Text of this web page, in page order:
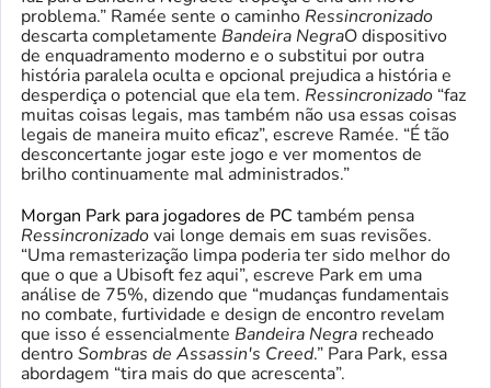
problema.” Ramée sente o caminho Ressincronizado
descarta completamente Bandeira NegraO dispositivo
de enquadramento moderno e o substitui por outra
história paralela oculta e opcional prejudica a história e
desperdiça o potencial que ela tem. Ressincronizado “faz
muitas coisas legais, mas também não usa essas coisas
legais de maneira muito eficaz”, escreve Ramée. “É tão
desconcertante jogar este jogo e ver momentos de
brilho continuamente mal administrados.”
Morgan Park para jogadores de PC também pensa
Ressincronizadovai longe demais em suas revisões.
“Uma remasterização limpa poderia ter sido melhor do
que o que a Ubisoft fez aqui”, escreve Park em uma
análise de 75%, dizendo que “mudanças fundamentais
no combate, furtividade e design de encontro revelam
que isso é essencialmente Bandeira Negra recheado
dentroSombras de Assassin's Creed.” Para Park, essa
abordagem “tira mais do que acrescenta”.